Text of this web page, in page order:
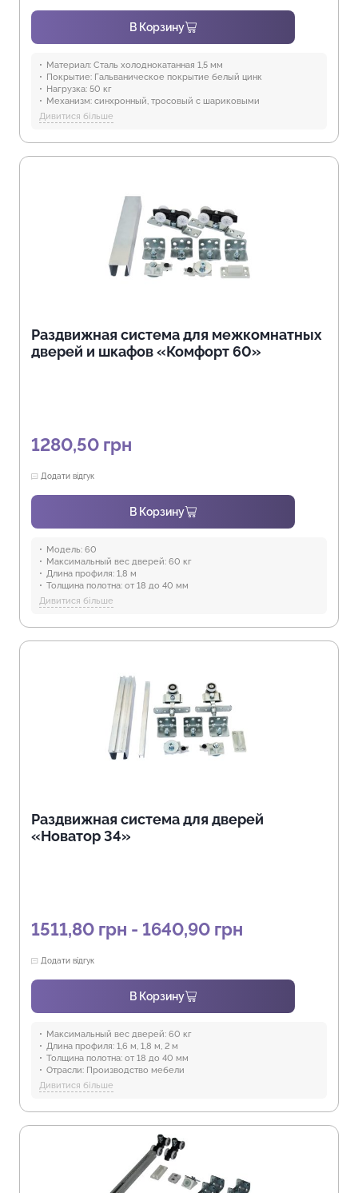
В Корзину
Материал: Сталь холоднокатанная 1,5 мм
Покрытие: Гальваническое покрытие белый цинк
Нагрузка: 50 кг
Механизм: синхронный, тросовый с шариковыми
направляющими, с фиксацией троса в любом положении
Длина механизма в закрытом состоянии, (мм):
Длина механизма в открытом состоянии, (мм):
1052, 1065, 1100, 1240, 1250, 1300, 1450, 560, 600, 700, 800,
820, 850, 910, 950
Производство мебели, Торговля и HoReCa
Дивитися більше
Раздвижная система для межкомнатных
дверей и шкафов «Комфорт 60»
1280,50 грн
Додати відгук
В Корзину
Модель: 60
Максимальный вес дверей: 60 кг
Длина профиля: 1,8 м
Толщина полотна: от 18 до 40 мм
Отрасли: Производство мебели
Предназначение:
Дивитися більше
Раздвижная система для дверей
«Новатор 34»
1511,80 грн - 1640,90 грн
Додати відгук
В Корзину
Максимальный вес дверей: 60 кг
Длина профиля: 1,6 м, 1,8 м, 2 м
Толщина полотна: от 18 до 40 мм
Отрасли: Производство мебели
Предназначение:
Защита от воды:
Дивитися більше